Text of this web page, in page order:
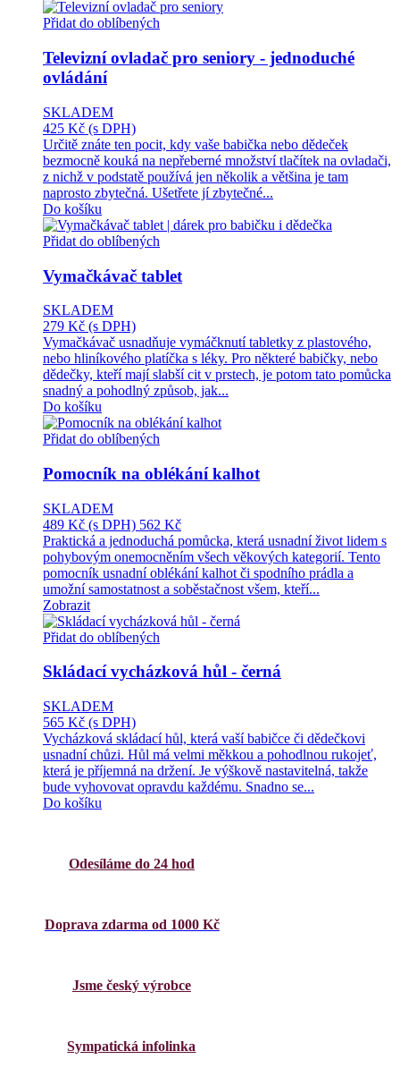
Přidat do oblíbených
Televizní ovladač pro seniory - jednoduché
ovládání
SKLADEM
425 Kč (s DPH)
Určitě znáte ten pocit, kdy vaše babička nebo dědeček
bezmocně kouká na nepřeberné množství tlačítek na ovladači,
z nichž v podstatě používá jen několik a většina je tam
naprosto zbytečná. Ušetřete jí zbytečné...
Do košíku
Přidat do oblíbených
Vymačkávač tablet
SKLADEM
279 Kč (s DPH)
Vymačkávač usnadňuje vymáčknutí tabletky z plastového,
nebo hliníkového platíčka s léky. Pro některé babičky, nebo
dědečky, kteří mají slabší cit v prstech, je potom tato pomůcka
snadný a pohodlný způsob, jak...
Do košíku
Přidat do oblíbených
Pomocník na oblékání kalhot
SKLADEM
489 Kč (s DPH) 562 Kč
Praktická a jednoduchá pomůcka, která usnadní život lidem s
pohybovým onemocněním všech věkových kategorií. Tento
pomocník usnadní oblékání kalhot či spodního prádla a
umožní samostatnost a soběstačnost všem, kteří...
Zobrazit
Přidat do oblíbených
Skládací vycházková hůl - černá
SKLADEM
565 Kč (s DPH)
Vycházková skládací hůl, která vaší babičce či dědečkovi
usnadní chůzi. Hůl má velmi měkkou a pohodlnou rukojeť,
která je příjemná na držení. Je výškově nastavitelná, takže
bude vyhovovat opravdu každému. Snadno se...
Do košíku
Odesíláme do 24 hod
Doprava zdarma od 1000 Kč
Jsme český výrobce
Sympatická infolinka